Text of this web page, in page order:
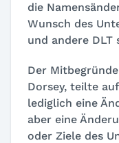
die
Wunsch des
und andere
Der
Dorsey, teilte
lediglich eine
aber eine
oder Ziele des